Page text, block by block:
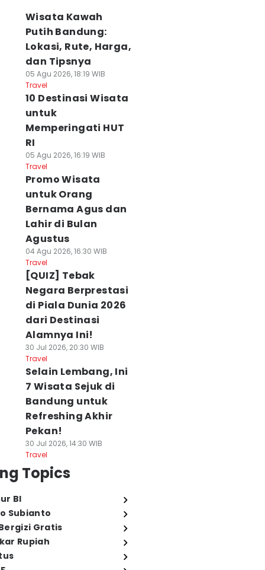
Wisata Kawah
Putih Bandung:
Lokasi, Rute, Harga,
dan Tipsnya
05 Agu 2026, 18:19 WIB
Travel
10 Destinasi Wisata
untuk
Memperingati HUT
RI
05 Agu 2026, 16:19 WIB
Travel
Promo Wisata
untuk Orang
Bernama Agus dan
Lahir di Bulan
Agustus
04 Agu 2026, 16:30 WIB
Travel
[QUIZ] Tebak
Negara Berprestasi
di Piala Dunia 2026
dari Destinasi
Alamnya Ini!
30 Jul 2026, 20:30 WIB
Travel
Selain Lembang, Ini
7 Wisata Sejuk di
Bandung untuk
Refreshing Akhir
Pekan!
30 Jul 2026, 14:30 WIB
Travel
Topics
BI
Subianto
Gratis
Rupiah